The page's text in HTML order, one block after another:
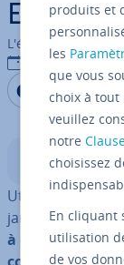
Edge et
L'équipe édi­to­riale
16/09/2021
Partager
Sommaire
Utiliser un
jamais. Le trafic
à domicile,
produits et
les
que vous
choix à
veuillez
notre
choisissez
En
utilisation
de vos